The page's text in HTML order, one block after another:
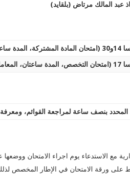
(بلقايد)
بنصف ساعة لمراجعة القوائم،
مع الاستدعاء يوم اجراء الامتحان ووضعها
على ورقة الامتحان في الإطار المخصص